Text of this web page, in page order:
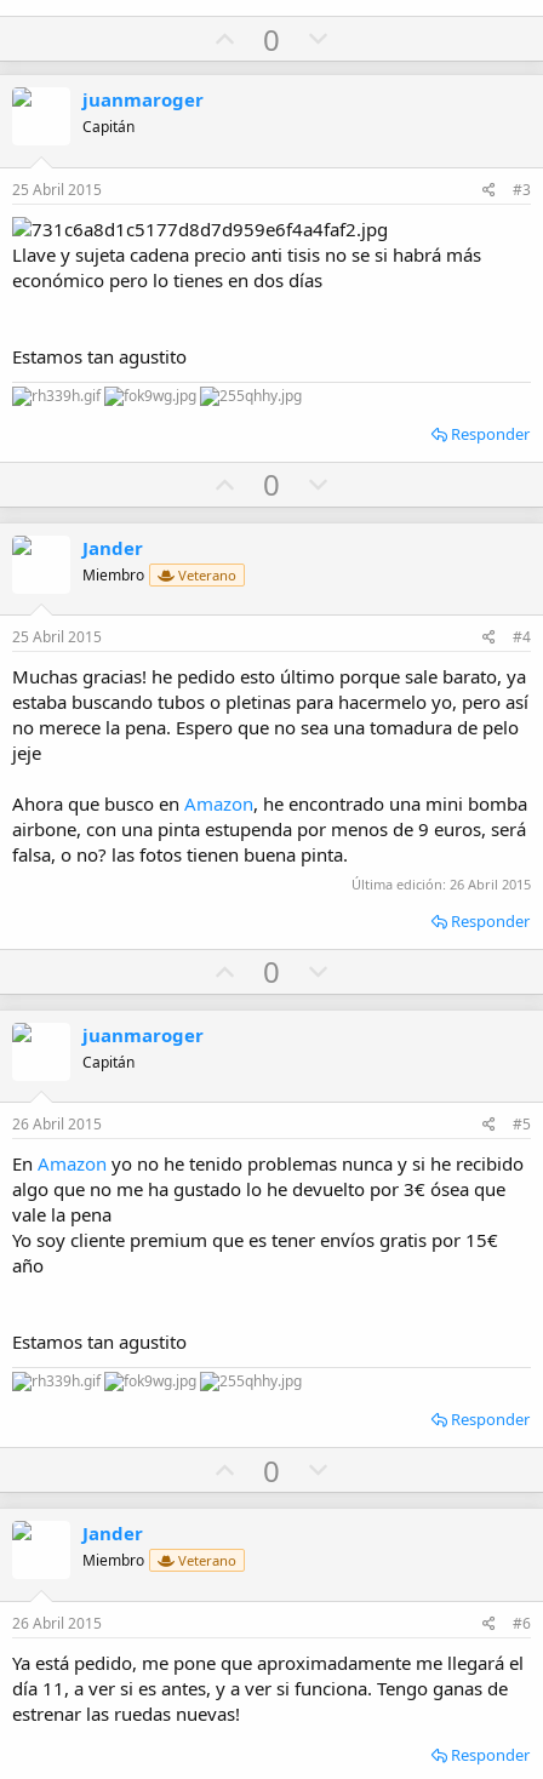
U
p
e
0
o
o
e
juanmaroger
Capitán
25 Abril 2015 #3
Llave y sujeta cadena precio anti tisis no se si habrá más
económico pero lo tienes en dos días
Estamos tan agustito
Responder
U
p
o
t
e
0
o
o
e
Jander
Miembro Veterano
25 Abril 2015 #4
Muchas gracias! he pedido esto último porque sale barato, ya
estaba buscando tubos o pletinas para hacermelo yo, pero así
no merece la pena. Espero que no sea una tomadura de pelo
jeje
Ahora que busco en Amazon, he encontrado una mini bomba
airbone, con una pinta estupenda por menos de 9 euros, será
falsa, o no? las fotos tienen buena pinta.
Última edición: 26 Abril 2015
Responder
U
p
e
0
o
o
e
juanmaroger
Capitán
26 Abril 2015 #5
En Amazon yo no he tenido problemas nunca y si he recibido
algo que no me ha gustado lo he devuelto por 3€ ósea que
vale la pena
Yo soy cliente premium que es tener envíos gratis por 15€
año
Estamos tan agustito
Responder
U
p
o
t
e
0
o
o
e
Jander
Miembro Veterano
26 Abril 2015 #6
Ya está pedido, me pone que aproximadamente me llegará el
día 11, a ver si es antes, y a ver si funciona. Tengo ganas de
estrenar las ruedas nuevas!
Responder